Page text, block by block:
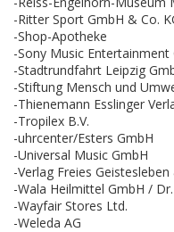
-Ritter Sport GmbH & Co.
-Shop-Apotheke
-Sony Music Entertainment
-Stadtrundfahrt Leipzig
-Stiftung Mensch und
-Thienemann Esslinger
-Tropilex B.V.
-uhrcenter/Esters GmbH
-Universal Music GmbH
-Verlag Freies
-Wala Heilmittel GmbH /
-Wayfair Stores Ltd.
-Weleda AG